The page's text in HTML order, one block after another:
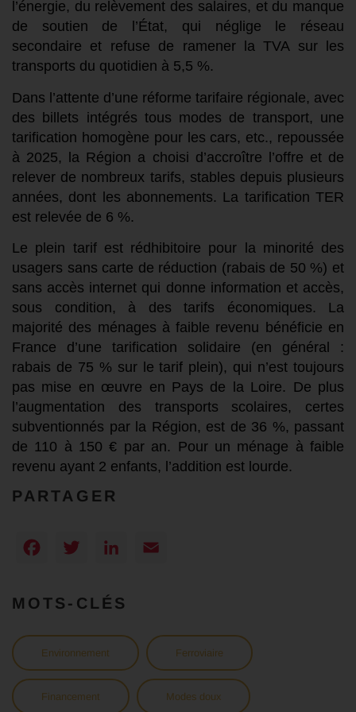
l’énergie, du relèvement des salaires, et du manque
de soutien de l’État, qui néglige le réseau
secondaire et refuse de ramener la TVA sur les
transports du quotidien à 5,5 %.
Dans l’attente d’une réforme tarifaire régionale, avec
des billets intégrés tous modes de transport, une
tarification homogène pour les cars, etc., repoussée
à 2025, la Région a choisi d’accroître l’offre et de
relever de nombreux tarifs, stables depuis plusieurs
années, dont les abonnements. La tarification TER
est relevée de 6 %.
Le plein tarif est rédhibitoire pour la minorité des
usagers sans carte de réduction (rabais de 50 %) et
sans accès internet qui donne information et accès,
sous condition, à des tarifs économiques. La
majorité des ménages à faible revenu bénéficie en
France d’une tarification solidaire (en général :
rabais de 75 % sur le tarif plein), qui n’est toujours
pas mise en œuvre en Pays de la Loire. De plus
l’augmentation des transports scolaires, certes
subventionnés par la Région, est de 36 %, passant
de 110 à 150 € par an. Pour un ménage à faible
revenu ayant 2 enfants, l’addition est lourde.
PARTAGER
Facebook
TwitterLinkedIn
MOTS-CLÉS
Environnement Ferroviaire
Financement Modes doux